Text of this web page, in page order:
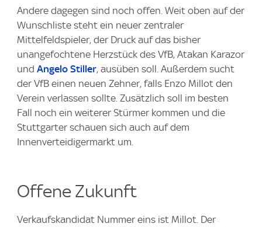
Andere dagegen sind noch offen. Weit oben auf der
Wunschliste steht ein neuer zentraler
Mittelfeldspieler, der Druck auf das bisher
unangefochtene Herzstück des VfB, Atakan Karazor
und Angelo Stiller, ausüben soll. Außerdem sucht
der VfB einen neuen Zehner, falls Enzo Millot den
Verein verlassen sollte. Zusätzlich soll im besten
Fall noch ein weiterer Stürmer kommen und die
Stuttgarter schauen sich auch auf dem
Innenverteidigermarkt um.
Offene Zukunft
Verkaufskandidat Nummer eins ist Millot. Der